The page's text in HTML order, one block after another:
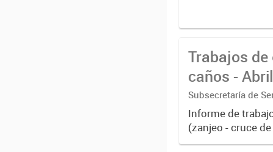
Trabajos
caños -
Subsecretaría de
Informe de
(zanjeo - cruce